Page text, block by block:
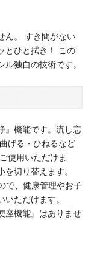
ん。 すき間がない
とひと拭き！ この
独自の技術です。
』機能です。流し忘
げる・ひねるなど
使用いただけま
切り替えます。
で、健康管理やお子
ただけます。
座機能』はありませ